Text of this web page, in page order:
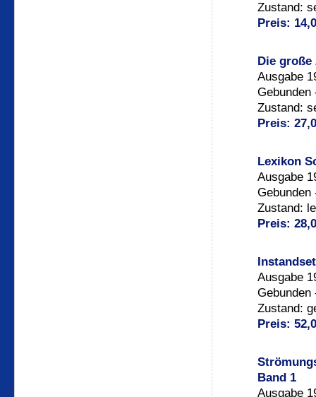
Zustand:
Preis:
Die
Ausgabe
Zustand:
Preis:
Lexikon
Ausgabe
Zustand:
Preis:
Ausgabe
Zustand:
Preis:
Band 1
Ausgabe